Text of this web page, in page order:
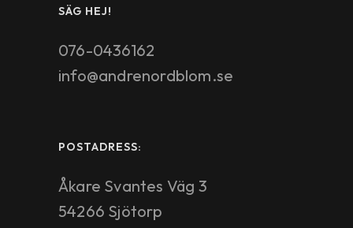
SÄG HEJ!
076-0436162
info@andrenordblom.se
POSTADRESS:
Åkare Svantes Väg 3
54266 Sjötorp